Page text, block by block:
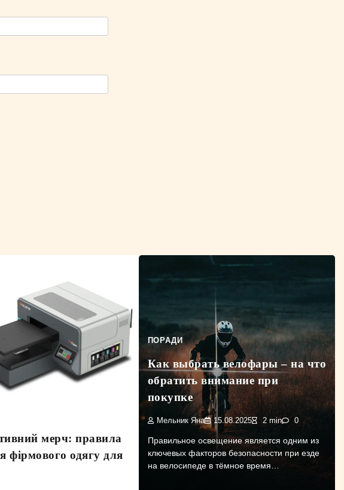
мерч: правила
фірмового одягу для
ПОРАДИ
Как выбрать велофары – на что
обратить внимание при
покупке
Мельник Яна 15.08.2025 2 min 0
Правильное освещение является одним из
ключевых факторов безопасности при езде
на велосипеде в тёмное время…